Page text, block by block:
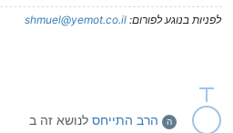
לפניות בנוגע לפורום: shmuel@yemot.co.il
ה הרב התייחס לנושא זה ב